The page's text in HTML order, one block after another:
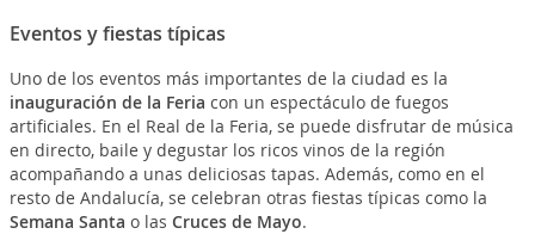
Eventos y fiestas típicas
Uno de los eventos más importantes de la ciudad es la
inauguración de la Feria con un espectáculo de fuegos
artificiales. En el Real de la Feria, se puede disfrutar de música
en directo, baile y degustar los ricos vinos de la región
acompañando a unas deliciosas tapas. Además, como en el
resto de Andalucía, se celebran otras fiestas típicas como la
Semana Santa o las Cruces de Mayo.